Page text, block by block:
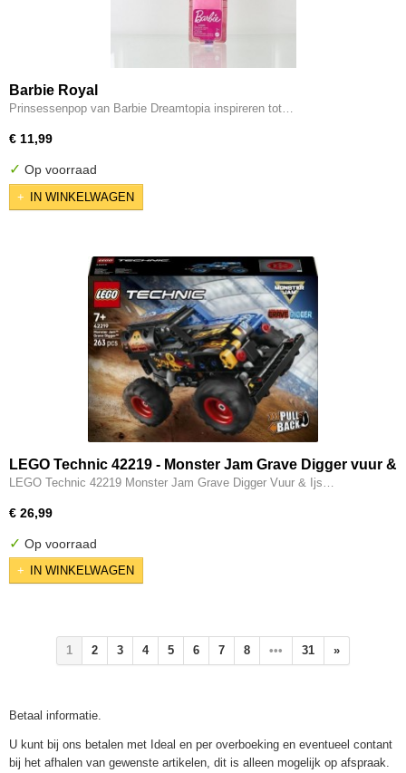
Barbie Royal
Prinsessenpop van Barbie Dreamtopia inspireren tot…
€ 11,99
✓ Op voorraad
IN WINKELWAGEN
LEGO Technic 42219 - Monster Jam Grave Digger vuur &
ijs
LEGO Technic 42219 Monster Jam Grave Digger Vuur & Ijs…
€ 26,99
✓ Op voorraad
IN WINKELWAGEN
1 2 3 4 5 6 7 8 ••• 31 »
Betaal informatie.
U kunt bij ons betalen met Ideal en per overboeking en eventueel contant
bij het afhalen van gewenste artikelen, dit is alleen mogelijk op afspraak.